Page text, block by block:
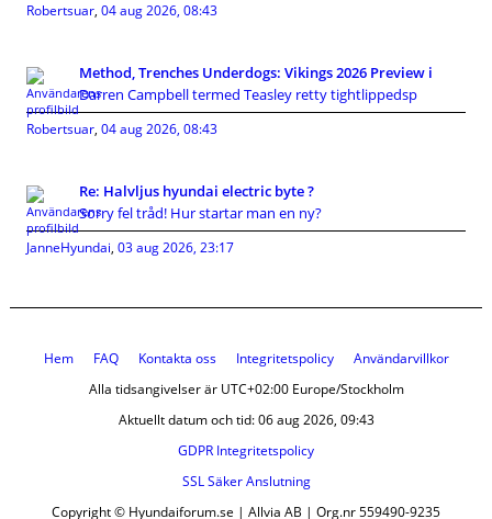
Robertsuar, 04 aug 2026, 08:43
Method, Trenches Underdogs: Vikings 2026 Preview i
Darren Campbell termed Teasley retty tightlippedsp
Robertsuar, 04 aug 2026, 08:43
Re: Halvljus hyundai electric byte ?
Sorry fel tråd! Hur startar man en ny?
JanneHyundai, 03 aug 2026, 23:17
Hem FAQ Kontakta oss Integritetspolicy
Användarvillkor
Alla tidsangivelser är UTC+02:00 Europe/Stockholm
Aktuellt datum och tid: 06 aug 2026, 09:43
GDPR Integritetspolicy
SSL Säker Anslutning
Copyright © Hyundaiforum.se | Allvia AB | Org.nr 559490-9235